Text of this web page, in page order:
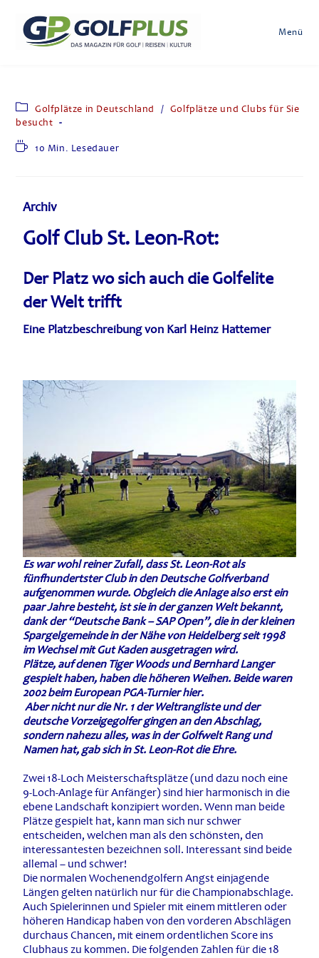
Menü
Golfplätze in Deutschland / Golfplätze und Clubs für Sie
besucht
10 Min. Lesedauer
Archiv
Golf Club St. Leon-Rot:
Der Platz wo sich auch die Golfelite
der Welt trifft
Eine Platzbeschreibung von Karl Heinz Hattemer
Es war wohl reiner Zufall, dass St. Leon-Rot als
fünfhundertster Club in den Deutsche Golfverband
aufgenommen wurde. Obgleich die Anlage also erst ein
paar Jahre besteht, ist sie in der ganzen Welt bekannt,
dank der “Deutsche Bank – SAP Open”, die in der kleinen
Spargelgemeinde in der Nähe von Heidelberg seit 1998
im Wechsel mit Gut Kaden ausgetragen wird.
Plätze, auf denen Tiger Woods und Bernhard Langer
gespielt haben, haben die höheren Weihen. Beide waren
2002 beim European PGA-Turnier hier.
Aber nicht nur die Nr. 1 der Weltrangliste und der
deutsche Vorzeigegolfer gingen an den Abschlag,
sondern nahezu alles, was in der Golfwelt Rang und
Namen hat, gab sich in St. Leon-Rot die Ehre.
Zwei 18-Loch Meisterschaftsplätze (und dazu noch eine
9-Loch-Anlage für Anfänger) sind hier harmonisch in die
ebene Landschaft konzipiert worden. Wenn man beide
Plätze gespielt hat, kann man sich nur schwer
entscheiden, welchen man als den schönsten, den
interessantesten bezeichnen soll. Interessant sind beide
allemal – und schwer!
Die normalen Wochenendgolfern Angst einjagende
Längen gelten natürlich nur für die Championabschlage.
Auch Spielerinnen und Spieler mit einem mittleren oder
höheren Handicap haben von den vorderen Abschlägen
durchaus Chancen, mit einem ordentlichen Score ins
Clubhaus zu kommen. Die folgenden Zahlen für die 18